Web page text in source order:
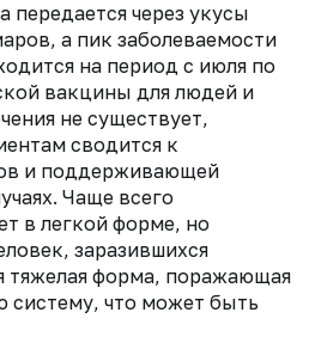
передается через укусы
а пик заболеваемости
на период с июля по
вакцины для людей и
не существует,
сводится к
и поддерживающей
Чаще всего
в легкой форме, но
заразившихся
тяжелая форма, поражающая
систему, что может быть